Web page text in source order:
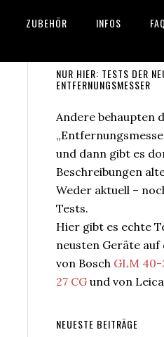
ZUBEHÖR INFOS FAQ
Seitenspalte
NUR HIER: TESTS DER
ENTFERNUNGSMESSER
Andere behaupten
und dann gibt es
Beschreibungen
Weder aktuell –
Tests.
Hier gibt es echte
neusten Geräte
von Bosch GLM 40-
27 CG und von Leica
NEUESTE BEITRÄGE